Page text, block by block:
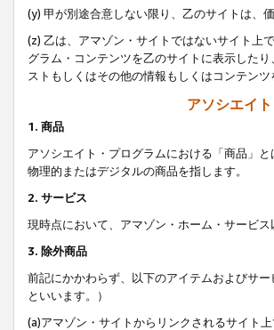
(y) 甲が別途合意しない限り、乙のサイトは、
(z) 乙は、アマゾン・サイトではないサイト上
グラム・コンテンツを乙のサイトに表示した
ストもしくはその他の情報もしくはコンテン
アソシエイ
1. 商品
アソシエイト・プログラムにおける「商品」
物理的またはデジタルの商品を指します。
2. サービス
現時点において、アマゾン・ホーム・サービ
3. 除外商品
前記にかかわらず、以下のアイテムおよびサ
といいます。）
(a)アマゾン・サイトからリンクされるサイト